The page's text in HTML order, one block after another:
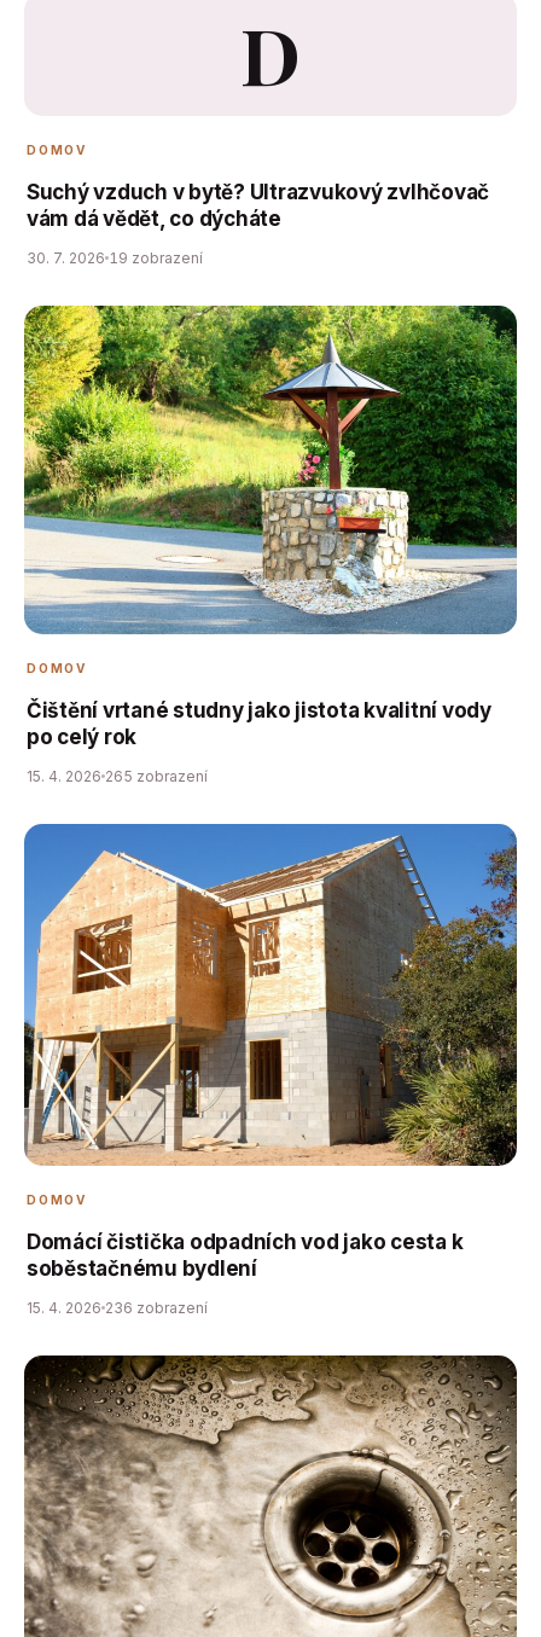
D
DOMOV
Suchý vzduch v bytě? Ultrazvukový zvlhčovač
vám dá vědět, co dýcháte
30. 7. 2026 19 zobrazení
DOMOV
Čištění vrtané studny jako jistota kvalitní vody
po celý rok
15. 4. 2026 265 zobrazení
DOMOV
Domácí čistička odpadních vod jako cesta k
soběstačnému bydlení
15. 4. 2026 236 zobrazení